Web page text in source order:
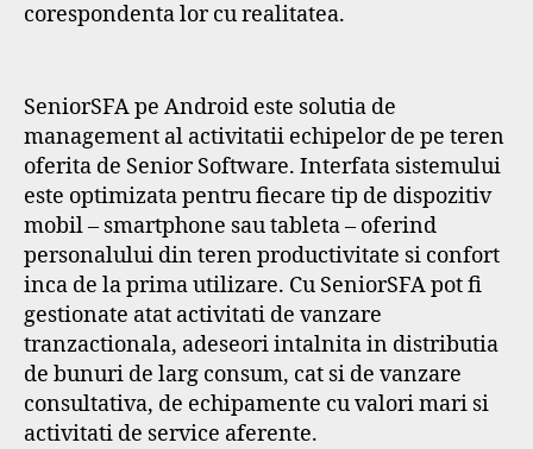
corespondenta lor cu realitatea.
SeniorSFA pe Android este solutia de
management al activitatii echipelor de pe teren
oferita de Senior Software. Interfata sistemului
este optimizata pentru fiecare tip de dispozitiv
mobil – smartphone sau tableta – oferind
personalului din teren productivitate si confort
inca de la prima utilizare. Cu SeniorSFA pot fi
gestionate atat activitati de vanzare
tranzactionala, adeseori intalnita in distributia
de bunuri de larg consum, cat si de vanzare
consultativa, de echipamente cu valori mari si
activitati de service aferente.